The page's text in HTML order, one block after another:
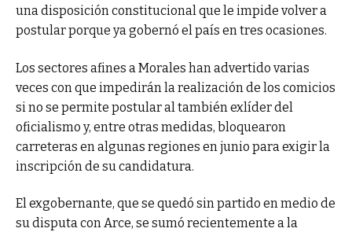
una disposición constitucional que le impide volver a
postular porque ya gobernó el país en tres ocasiones.
Los sectores afines a Morales han advertido varias
veces con que impedirán la realización de los comicios
si no se permite postular al también exlíder del
oficialismo y, entre otras medidas, bloquearon
carreteras en algunas regiones en junio para exigir la
inscripción de su candidatura.
El exgobernante, que se quedó sin partido en medio de
su disputa con Arce, se sumó recientemente a la